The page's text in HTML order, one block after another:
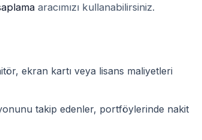
aracımızı kullanabilirsiniz.
ekran kartı veya lisans maliyetleri
takip edenler, portföylerinde nakit